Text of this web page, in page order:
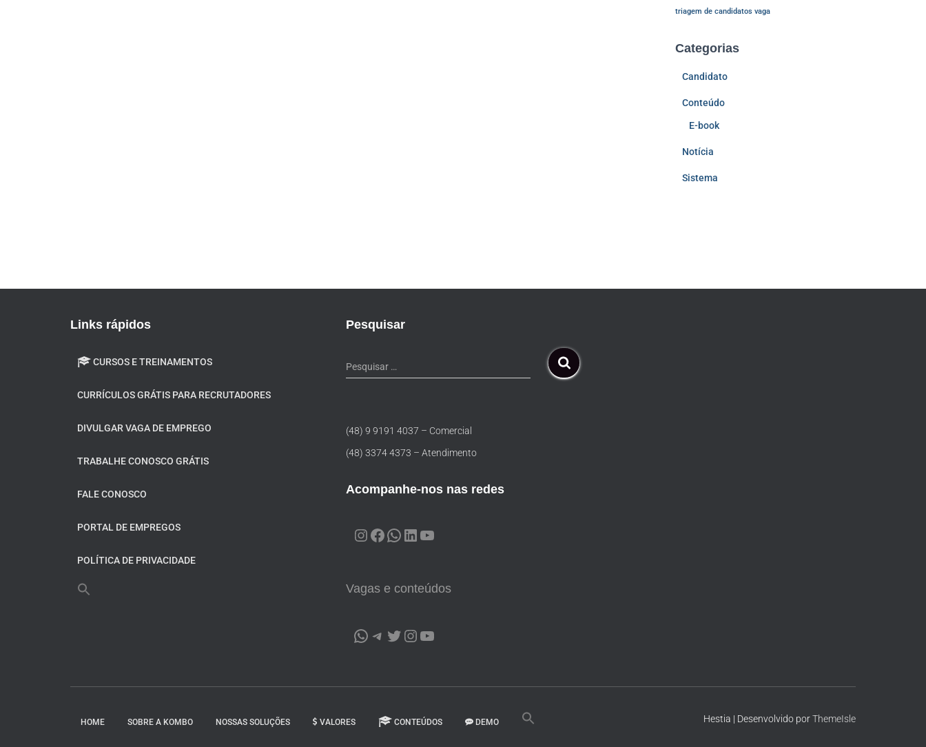
triagem de candidatos vaga
Categorias
Candidato
Conteúdo
E-book
Notícia
Sistema
Links rápidos
CURSOS E TREINAMENTOS
CURRÍCULOS GRÁTIS PARA RECRUTADORES
DIVULGAR VAGA DE EMPREGO
TRABALHE CONOSCO GRÁTIS
FALE CONOSCO
PORTAL DE EMPREGOS
POLÍTICA DE PRIVACIDADE
Pesquisar
Pesquisar …
(48) 9 9191 4037 – Comercial
(48) 3374 4373 – Atendimento
Acompanhe-nos nas redes
Vagas e conteúdos
HOME SOBRE A KOMBO NOSSAS SOLUÇÕES VALORES CONTEÚDOS DEMO Hestia | Desenvolvido porThemeIsle